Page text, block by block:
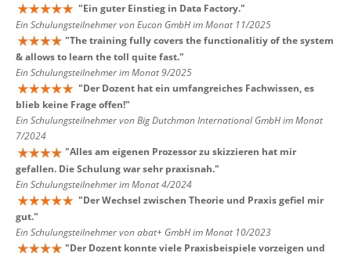
"Ein guter Einstieg in Data Factory."
Ein Schulungsteilnehmer von Eucon GmbH im Monat 11/2025
"The training fully covers the functionalitiy of the system
& allows to learn the toll quite fast."
Ein Schulungsteilnehmer im Monat 9/2025
"Der Dozent hat ein umfangreiches Fachwissen, es
blieb keine Frage offen!"
Ein Schulungsteilnehmer von Big Dutchman International GmbH im Monat
7/2024
"Alles am eigenen Prozessor zu skizzieren hat mir
gefallen. Die Schulung war sehr praxisnah."
Ein Schulungsteilnehmer im Monat 4/2024
"Der Wechsel zwischen Theorie und Praxis gefiel mir
gut."
Ein Schulungsteilnehmer von abat+ GmbH im Monat 10/2023
"Der Dozent konnte viele Praxisbeispiele vorzeigen und